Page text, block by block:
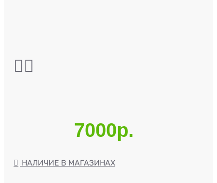
7000р.
НАЛИЧИЕ В МАГАЗИНАХ